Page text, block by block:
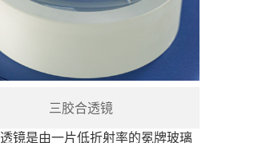
三胶合透镜
镜是由一片低折射率的冕牌玻璃